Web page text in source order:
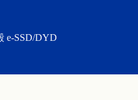
e-SSD/DYD